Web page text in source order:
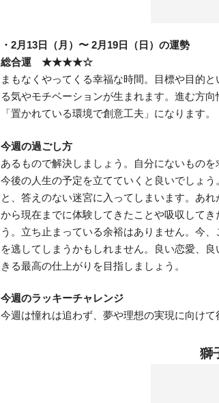
・2月13日（月）〜 2月19日（日）の運勢
総合運 ★★★★☆
まもなくやってくる幸福な時間。目標や目的
る気やモチベーションが生まれます。進む方
「置かれている環境で創意工夫」になります。
今週の過ごし方
あるもので解決しましょう。自分にないもの
今後の人生の予定を立てていくと良いでしょ
と、答えのない迷宮に入ってしまいます。あ
から現在までに体験してきたことや吸収して
う。立ち止まっている余裕はありません。今
を逃してしまうかもしれません。良い恋愛、
きる最高の仕上がりを目指しましょう。
今週のラッキーチャレンジ
今週は憧れは追わず、夢や理想の実現に向けて
獅